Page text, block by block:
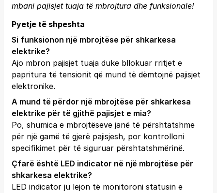
mbani pajisjet tuaja të mbrojtura dhe funksionale!
Pyetje të shpeshta
Si funksionon një mbrojtëse për shkarkesa
elektrike?
Ajo mbron pajisjet tuaja duke bllokuar rritjet e
papritura të tensionit që mund të dëmtojnë pajisjet
elektronike.
A mund të përdor një mbrojtëse për shkarkesa
elektrike për të gjithë pajisjet e mia?
Po, shumica e mbrojtëseve janë të përshtatshme
për një gamë të gjerë pajisjesh, por kontrolloni
specifikimet për të siguruar përshtatshmërinë.
Çfarë është LED indicator në një mbrojtëse për
shkarkesa elektrike?
LED indicator ju lejon të monitoroni statusin e